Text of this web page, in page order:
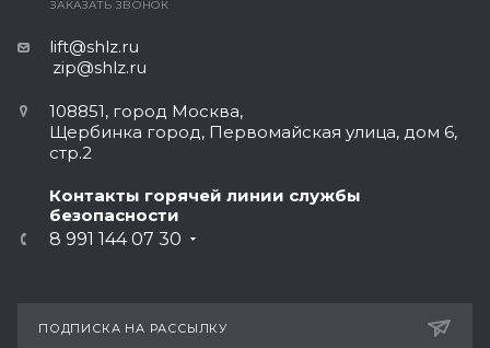
ЗАКАЗАТЬ ЗВОНОК
lift@shlz.ru
zip@shlz.ru
108851, город Москва,
Щербинка город, Первомайская улица, дом 6,
стр.2
Контакты горячей линии службы
безопасности
8 991 144 07 30
ПОДПИСКА НА РАССЫЛКУ